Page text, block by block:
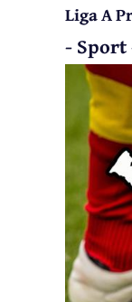
Liga A
- Sport